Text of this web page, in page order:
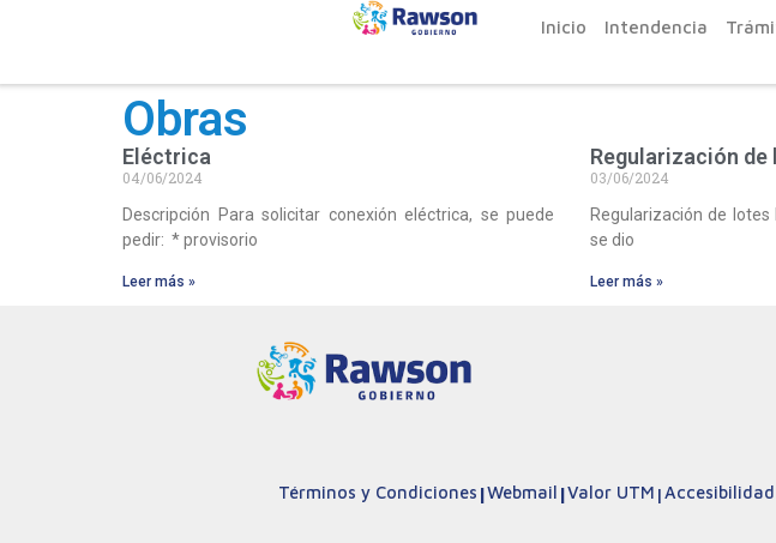
Inicio Intendencia
Obras
Eléctrica
04/06/2024
Descripción Para solicitar conexión eléctrica, se puede
pedir: * provisorio
Leer más »
Regularización de
03/06/2024
Regularización de
se dio
Leer más »
Términos y Condiciones |Webmail |Valor UTM |Accesibilidad